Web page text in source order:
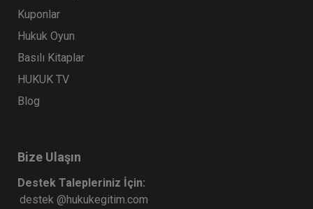
Kuponlar
Hukuk Oyun
Basılı Kitaplar
HUKUK TV
Blog
Bize Ulaşın
Destek Talepleriniz İçin:
destek @hukukegitim.com